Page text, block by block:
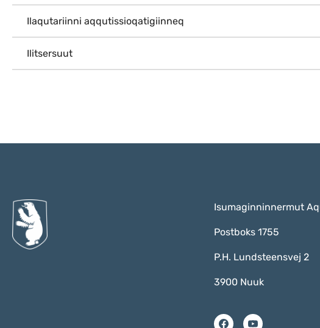
Ilaqutariinni aqqutissioqatigiinneq
Ilitsersuut
Isumaginninnermut
Postboks 1755
P.H. Lundsteensvej 2
3900 Nuuk